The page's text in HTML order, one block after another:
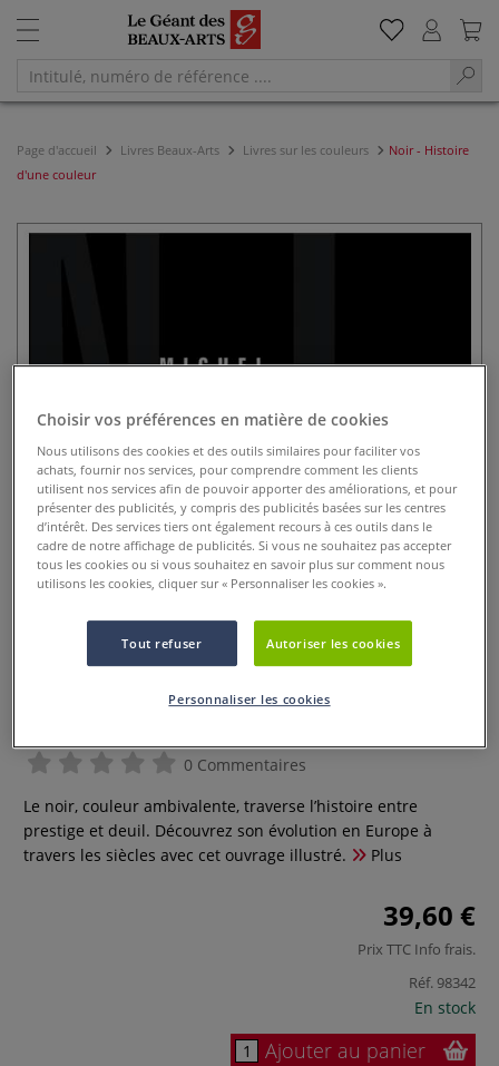
Page d'accueil Livres Beaux-Arts Livres sur les couleurs
Noir - Histoire
d'une couleur
Noir - Histoire d'une couleur
0 Commentaires
Le noir, couleur ambivalente, traverse l’histoire entre
prestige et deuil. Découvrez son évolution en Europe à
travers les siècles avec cet ouvrage illustré.
Plus
39,60 €
Prix TTC Info frais.
Réf. 98342
En stock
Ajouter au panier
Choisir vos préférences en matière de cookies
Nous utilisons des cookies et des outils similaires pour faciliter vos
achats, fournir nos services, pour comprendre comment les clients
utilisent nos services afin de pouvoir apporter des améliorations, et pour
présenter des publicités, y compris des publicités basées sur les centres
d’intérêt. Des services tiers ont également recours à ces outils dans le
cadre de notre affichage de publicités. Si vous ne souhaitez pas accepter
tous les cookies ou si vous souhaitez en savoir plus sur comment nous
utilisons les cookies, cliquer sur « Personnaliser les cookies ».
Tout refuser Autoriser les cookies
Personnaliser les cookies